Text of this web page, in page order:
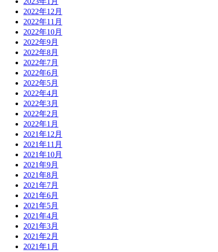
2022年12月
2022年11月
2022年10月
2022年9月
2022年8月
2022年7月
2022年6月
2022年5月
2022年4月
2022年3月
2022年2月
2022年1月
2021年12月
2021年11月
2021年10月
2021年9月
2021年8月
2021年7月
2021年6月
2021年5月
2021年4月
2021年3月
2021年2月
2021年1月